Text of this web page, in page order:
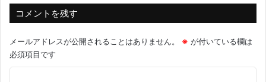
コメントを残す
メールアドレスが公開されることはありません。 ※ が付いている欄は
必須項目です